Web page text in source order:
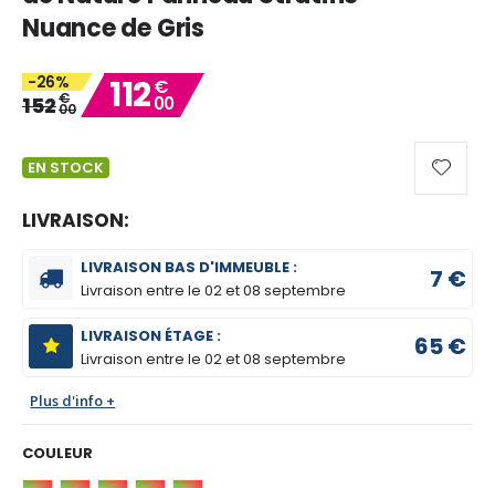
the
images
Nuance de Gris
-26%
152€
00 112€
00
EN STOCK
LIVRAISON:
LIVRAISON BAS D'IMMEUBLE :
Livraison entre le02 et 08 septembre 7 €
LIVRAISON ÉTAGE :
Livraison entre le02 et 08 septembre 65 €
Plus d'info +
COULEUR